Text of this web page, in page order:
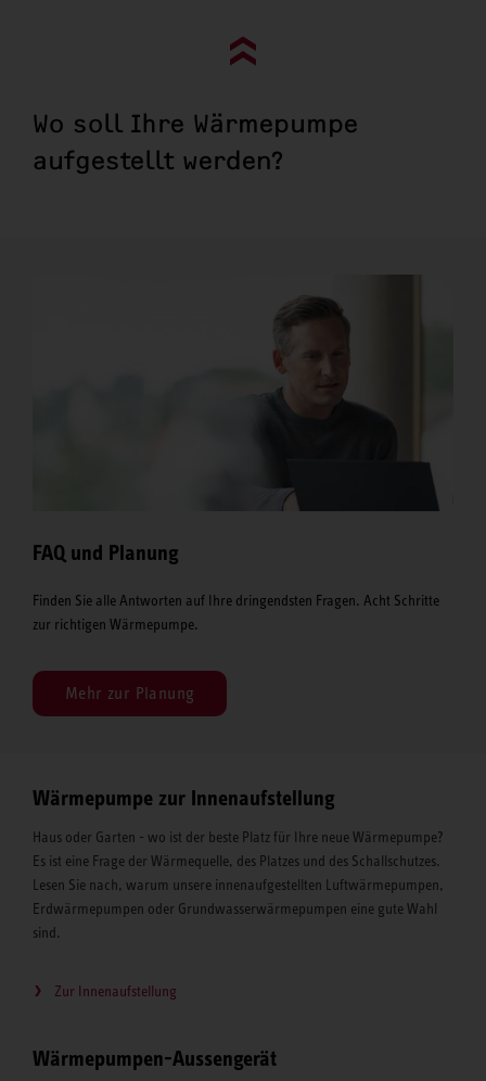
Go to top (evo)
Wo soll Ihre Wärmepumpe
aufgestellt werden?
FAQ und Planung
Finden Sie alle Antworten auf Ihre dringendsten Fragen. Acht Schritte
zur richtigen Wärmepumpe.
Mehr zur Planung
Wärmepumpe zur Innenaufstellung
Haus oder Garten - wo ist der beste Platz für Ihre neue Wärmepumpe?
Es ist eine Frage der Wärmequelle, des Platzes und des Schallschutzes.
Lesen Sie nach, warum unsere innenaufgestellten Luftwärmepumpen,
Erdwärmepumpen oder Grundwasserwärmepumpen eine gute Wahl
sind.
Zur Innenaufstellung
Wärmepumpen-Aussengerät